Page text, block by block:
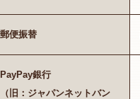
郵便振替
PayPay銀行
（旧：ジャパンネットバン